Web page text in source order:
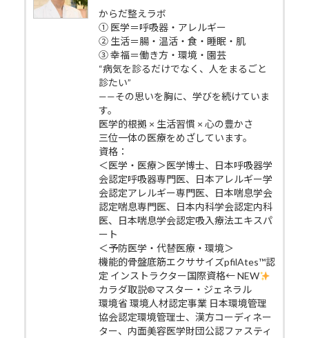
からだ整えラボ
① 医学＝呼吸器・アレルギー
② 生活＝腸・温活・食・睡眠・肌
③ 幸福＝働き方・環境・園芸
“病気を診るだけでなく、人をまるごと
診たい”
——その思いを胸に、学びを続けていま
す。
医学的根拠 × 生活習慣 × 心の豊かさ
三位一体の医療をめざしています。
資格：
＜医学・医療＞医学博士、日本呼吸器学
会認定呼吸器専門医、日本アレルギー学
会認定アレルギー専門医、日本喘息学会
認定喘息専門医、日本内科学会認定内科
医、日本喘息学会認定吸入療法エキスパ
ート
＜予防医学・代替医療・環境＞
機能的骨盤底筋エクササイズpfilAtes™認
定 インストラクター国際資格← NEW
カラダ取説®マスター・ジェネラル
環境省 環境人材認定事業 日本環境管理
協会認定環境管理士、漢方コーディネー
ター、内面美容医学財団公認ファスティ